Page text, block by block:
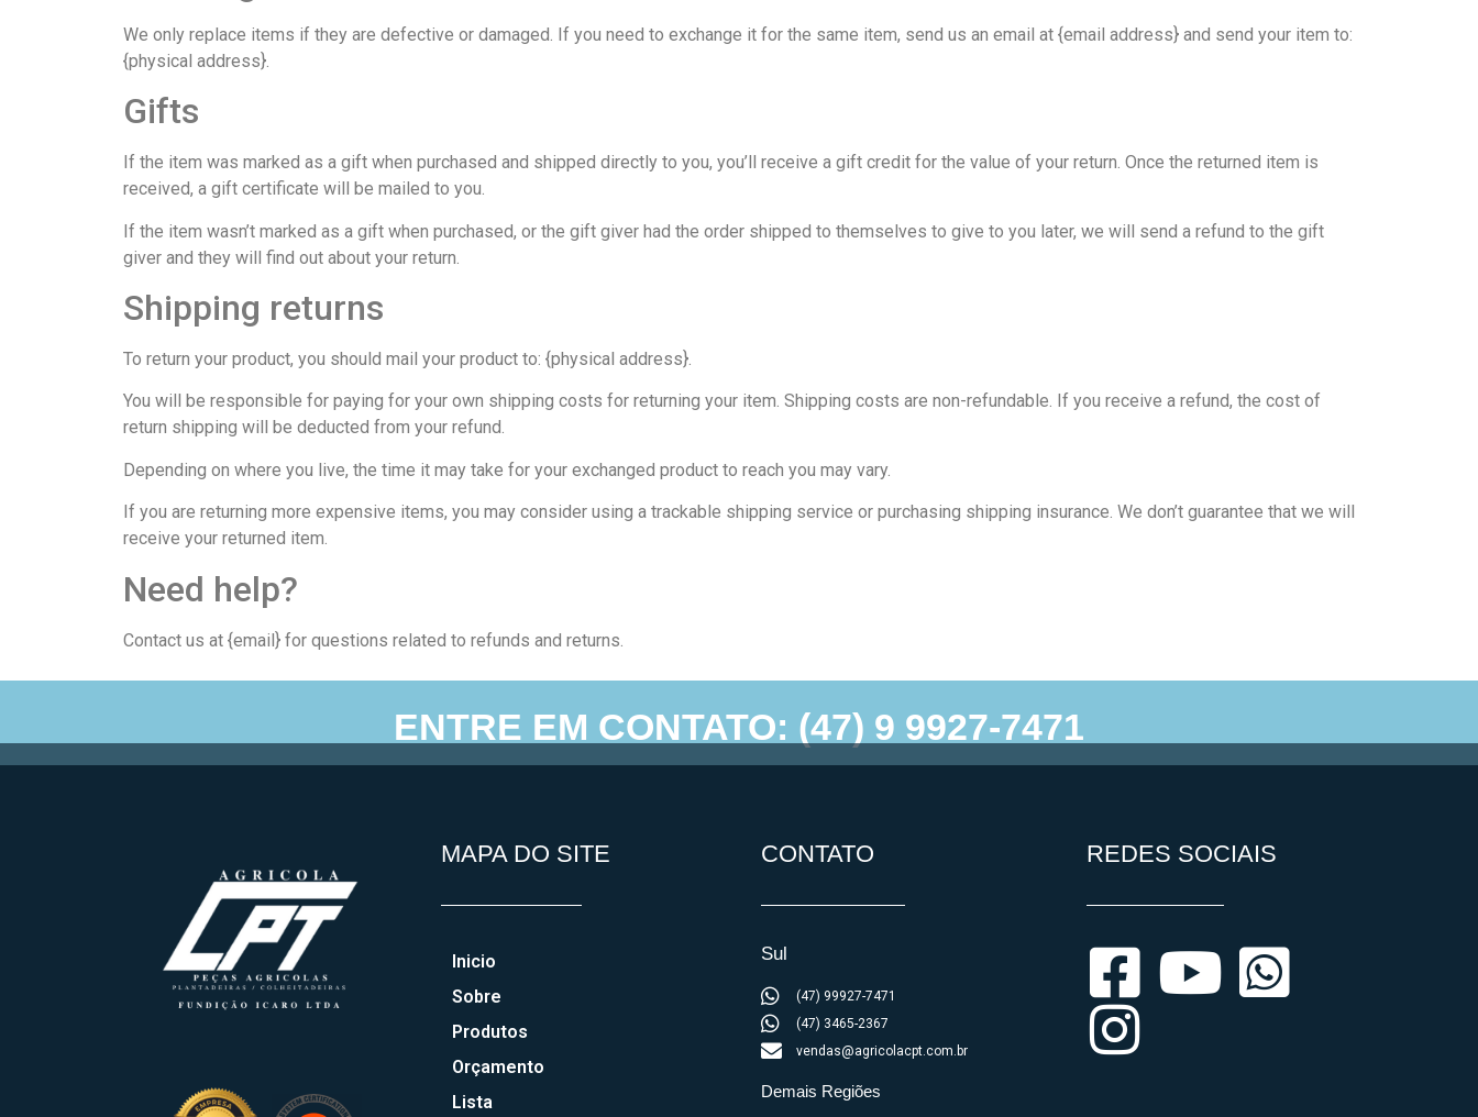
We only replace items if they are defective or damaged. If you need to exchange it for the same item, send us an email at {email address} and send your item to:
{physical address}.
Gifts
If the item was marked as a gift when purchased and shipped directly to you, you’ll receive a gift credit for the value of your return. Once the returned item is
received, a gift certificate will be mailed to you.
If the item wasn’t marked as a gift when purchased, or the gift giver had the order shipped to themselves to give to you later, we will send a refund to the gift
giver and they will find out about your return.
Shipping returns
To return your product, you should mail your product to: {physical address}.
You will be responsible for paying for your own shipping costs for returning your item. Shipping costs are non-refundable. If you receive a refund, the cost of
return shipping will be deducted from your refund.
Depending on where you live, the time it may take for your exchanged product to reach you may vary.
If you are returning more expensive items, you may consider using a trackable shipping service or purchasing shipping insurance. We don’t guarantee that we will
receive your returned item.
Need help?
Contact us at {email} for questions related to refunds and returns.
ENTRE EM CONTATO: (47) 9 9927-7471
MAPA DO SITE
Inicio
Sobre
Produtos
Orçamento
Lista
CONTATO
Sul
(47) 99927-7471
(47) 3465-2367
vendas@agricolacpt.com.br
Demais Regiões
REDES SOCIAIS